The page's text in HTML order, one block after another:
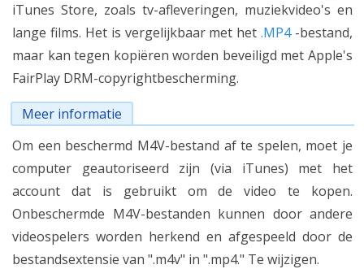
iTunes Store, zoals tv-afleveringen, muziekvideo's en
lange films. Het is vergelijkbaar met het.MP4-bestand,
maar kan tegen kopiëren worden beveiligd met Apple's
FairPlay DRM-copyrightbescherming.
Meer informatie
Om een beschermd M4V-bestand af te spelen, moet je
computer geautoriseerd zijn (via iTunes) met het
account dat is gebruikt om de video te kopen.
Onbeschermde M4V-bestanden kunnen door andere
videospelers worden herkend en afgespeeld door de
bestandsextensie van ".m4v" in ".mp4." Te wijzigen.